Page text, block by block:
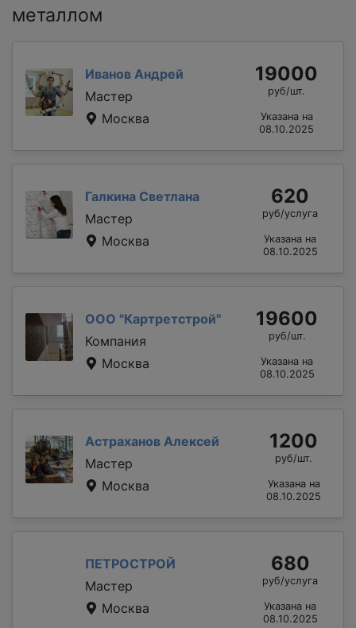
металлом
Иванов Андрей
Мастер
Москва
19000
руб/шт.
Указана на
08.10.2025
Галкина Светлана
Мастер
Москва
620
руб/услуга
Указана на
08.10.2025
ООО "Картретстрой"
Компания
Москва
19600
руб/шт.
Указана на
08.10.2025
Астраханов Алексей
Мастер
Москва
1200
руб/шт.
Указана на
08.10.2025
ПЕТРОСТРОЙ
Мастер
Москва
680
руб/услуга
Указана на
08.10.2025